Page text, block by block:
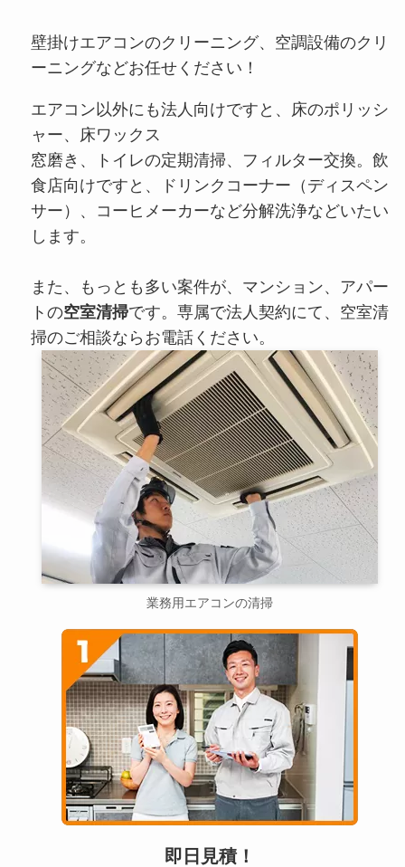
壁掛けエアコンのクリーニング、空調設備のクリ
ーニングなどお任せください！
エアコン以外にも法人向けですと、床のポリッシ
ャー、床ワックス
窓磨き、トイレの定期清掃、フィルター交換。飲
食店向けですと、ドリンクコーナー（ディスペン
サー）、コーヒメーカーなど分解洗浄などいたい
します。
また、もっとも多い案件が、マンション、アパー
トの空室清掃です。専属で法人契約にて、空室清
掃のご相談ならお電話ください。
業務用エアコンの清掃
即日見積！